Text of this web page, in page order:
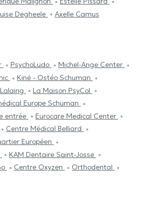
Degheele Axelle Camus
PsychoLudo
Michel-Ange Center
Kiné - Ostéo Schuman
La Maison PsyCol
Europe Schuman
entrée
Eurocare Medical Center
Centre Médical Belliard
Européen
KAM Dentaire Saint-Josse
Centre Oxyzen
Orthodental